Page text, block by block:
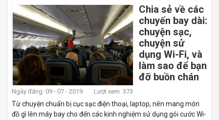
Chia sẻ về các
chuyến bay dài:
chuyện sạc,
chuyện sử
dụng Wi-Fi, và
làm sao để bạn
đỡ buồn chán
Ngày đăng: 09 - 07 - 2019 Lượt xem: 373
Từ chuyện chuẩn bị cục sạc điện thoại, laptop, nên mang món
đồ gì lên máy bay cho đến các kinh nghiệm sử dụng gói cước Wi-